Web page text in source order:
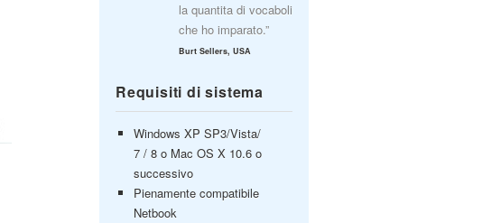
la quantita di vocaboli
che ho imparato.”
Burt Sellers, USA
Requisiti di sistema
Windows XP SP3/Vista/
7 / 8 o Mac OS X 10.6 o
successivo
Pienamente compatibile
Netbook